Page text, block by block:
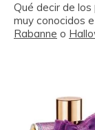
Qué decir de los
muy conocidos
Rabanne o